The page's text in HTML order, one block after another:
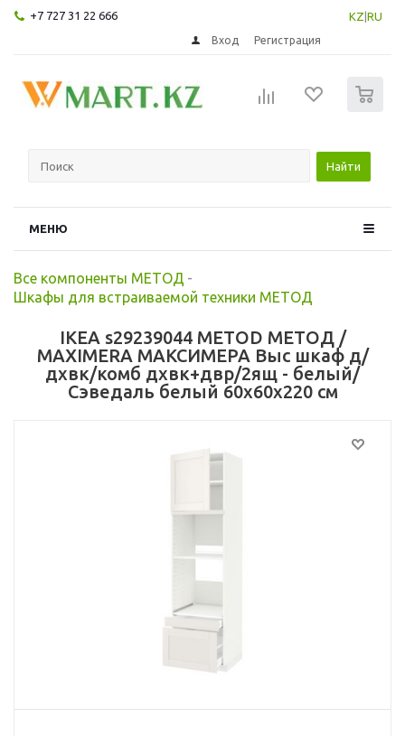
+7 727 31 22 666 KZ RU
Вход Регистрация
Найти
МЕНЮ
Все компоненты МЕТОД -
Шкафы для встраиваемой техники МЕТОД
IKEA s29239044 METOD МЕТОД /
MAXIMERA МАКСИМЕРА Выс шкаф д/
дхвк/комб дхвк+двр/2ящ - белый/
Сэведаль белый 60x60x220 см